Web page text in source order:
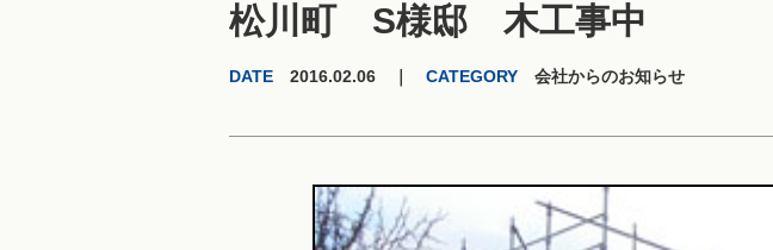
松川町 S様邸 木工事中
DATE 2016.02.06 ｜ CATEGORY 会社からのお知らせ